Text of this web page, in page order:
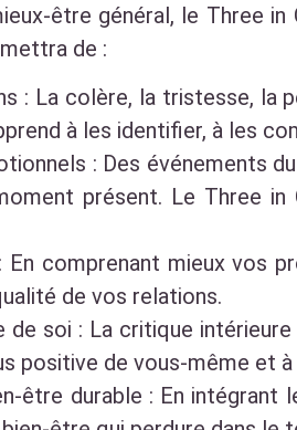
être général, le Three
de :
: La colère, la tristesse, la
à les identifier, à les
: Des événements
présent. Le Three
comprenant mieux vos
de vos relations.
de soi : La critique
positive de vous-même et
être durable : En intégrant